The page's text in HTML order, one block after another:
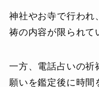
神社やお寺で行われ
祷の内容が限られて
一方、電話占いの祈
願いを鑑定後に時間